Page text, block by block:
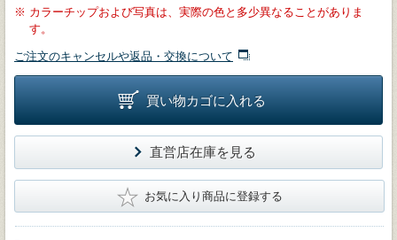
※ カラーチップおよび写真は、実際の色と多少異なることがありま
す。
ご注文のキャンセルや返品・交換について
買い物カゴに入れる
直営店在庫を見る
★ お気に入り商品に登録する